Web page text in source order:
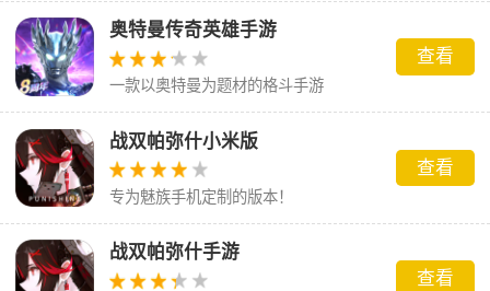
奥特曼传奇英雄手游
一款以奥特曼为题材的格斗手游
查看
战双帕弥什小米版
专为魅族手机定制的版本！
查看
战双帕弥什手游
查看